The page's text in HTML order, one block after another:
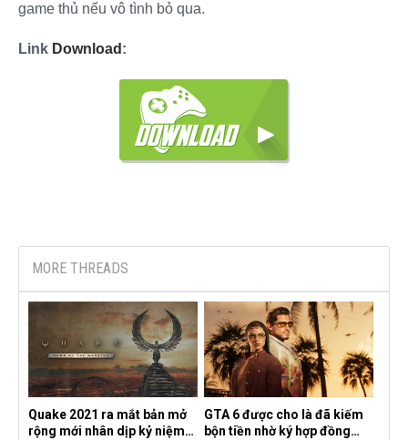
game thủ nếu vô tình bỏ qua.
Link Download :
MORE THREADS
Quake 2021 ra mắt bản mở
rộng mới nhân dịp kỷ niệm
GTA 6 được cho là đã kiếm
bộn tiền nhờ ký hợp đồng